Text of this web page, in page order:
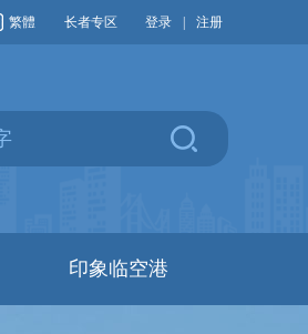
繁體 长者专区 登录 注册
印象临空港